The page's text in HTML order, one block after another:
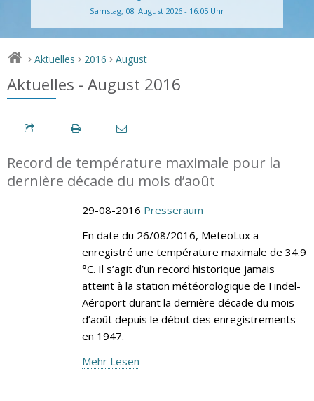
Samstag, 08. August 2026 - 16:05 Uhr
> Aktuelles > 2016 > August
Aktuelles - August 2016
Record de température maximale pour la
dernière décade du mois d’août
29-08-2016 Presseraum
En date du 26/08/2016, MeteoLux a
enregistré une température maximale de 34.9
°C. Il s’agit d’un record historique jamais
atteint à la station météorologique de Findel-
Aéroport durant la dernière décade du mois
d’août depuis le début des enregistrements
en 1947.
Mehr Lesen